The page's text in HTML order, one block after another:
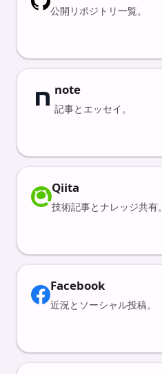
公開リポジトリ一覧。
note
記事とエッセイ。
Qiita
技術記事とナレッジ共有。
Facebook
近況とソーシャル投稿。